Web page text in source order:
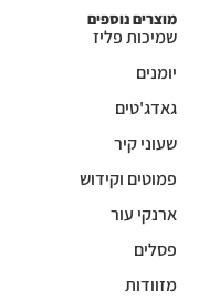
מוצרים נוספים
שמיכות פליז
יומנים
גאדג'טים
שעוני קיר
פמוטים וקידוש
ארנקי עור
פסלים
מזוודות